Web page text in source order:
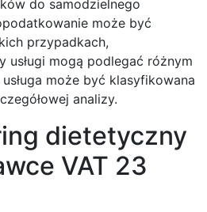
do samodzielnego
może być
przypadkach,
usługi mogą podlegać różnym
usługa może być klasyfikowana
analizy.
dietetyczny
VAT 23